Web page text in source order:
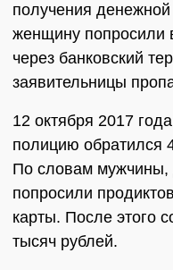
получения
женщину попросили
через банковский
заявительницы
12 октября 2017
полицию обратился
По словам мужчины,
попросили
карты. После этого
тысяч рублей.